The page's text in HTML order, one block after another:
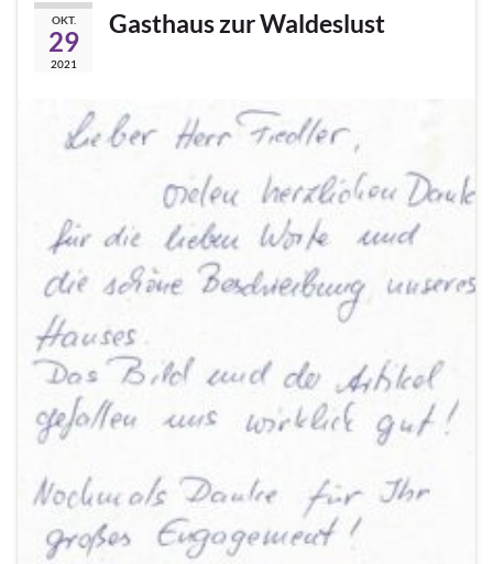
OKT.
29
2021
Gasthaus zur Waldeslust